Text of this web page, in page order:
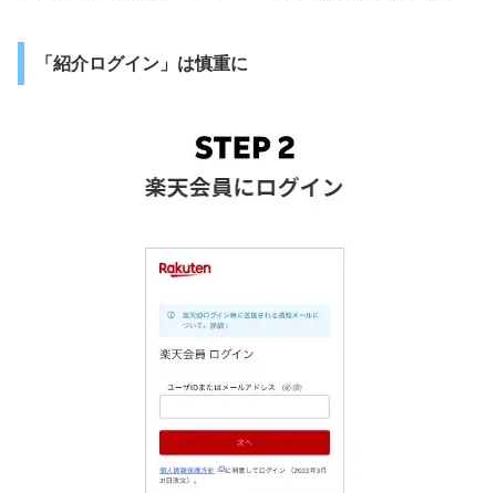
「紹介ログイン」は慎重に